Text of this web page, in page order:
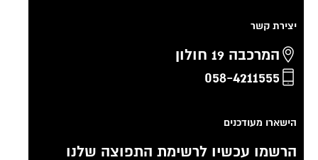
יצירת קשר
המרכבה 19 חולון
058-4211555
הישארו מעודכנים
הרשמו עכשיו לרשימת התפוצה שלנו